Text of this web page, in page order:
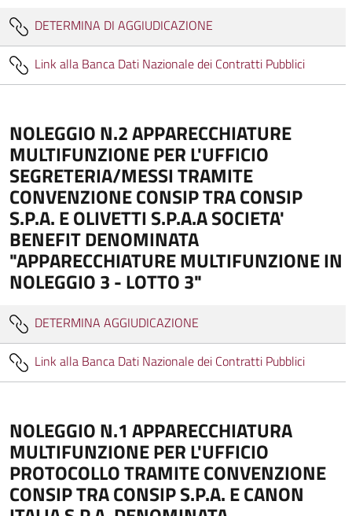
DETERMINA DI AGGIUDICAZIONE
Link alla Banca Dati Nazionale dei Contratti Pubblici
NOLEGGIO N.2 APPARECCHIATURE
MULTIFUNZIONE PER L'UFFICIO
SEGRETERIA/MESSI TRAMITE
CONVENZIONE CONSIP TRA CONSIP
S.P.A. E OLIVETTI S.P.A.A SOCIETA'
BENEFIT DENOMINATA
"APPARECCHIATURE MULTIFUNZIONE IN
NOLEGGIO 3 - LOTTO 3"
DETERMINA AGGIUDICAZIONE
Link alla Banca Dati Nazionale dei Contratti Pubblici
NOLEGGIO N.1 APPARECCHIATURA
MULTIFUNZIONE PER L'UFFICIO
PROTOCOLLO TRAMITE CONVENZIONE
CONSIP TRA CONSIP S.P.A. E CANON